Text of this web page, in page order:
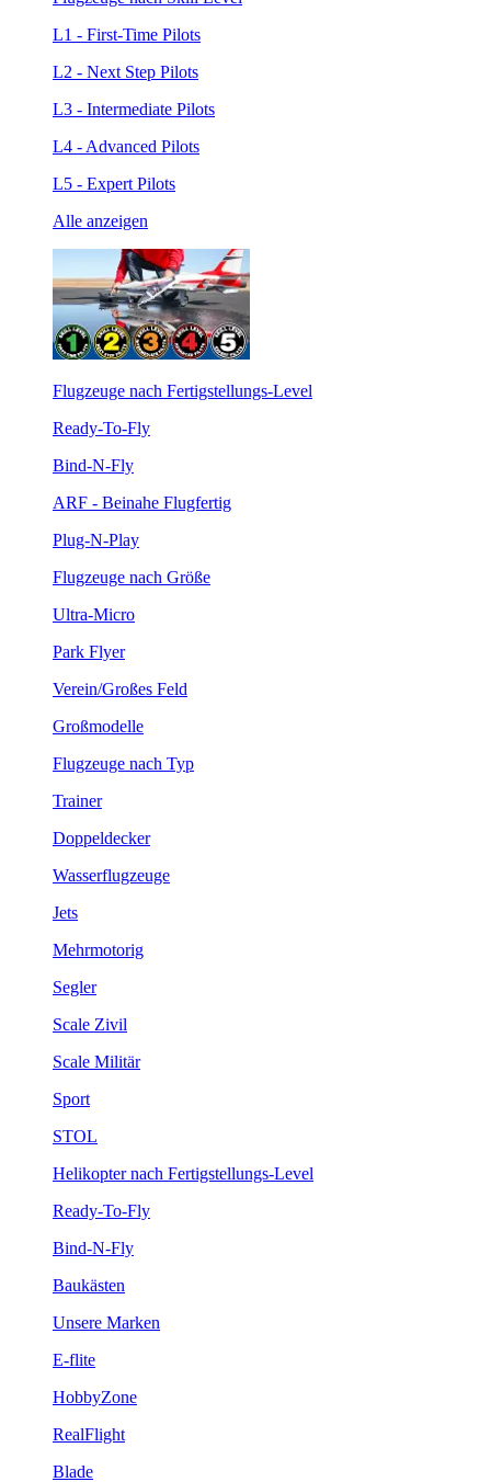
L1 - First-Time Pilots
L2 - Next Step Pilots
L3 - Intermediate Pilots
L4 - Advanced Pilots
L5 - Expert Pilots
Alle anzeigen
Flugzeuge nach Fertigstellungs-Level
Ready-To-Fly
Bind-N-Fly
ARF - Beinahe Flugfertig
Plug-N-Play
Flugzeuge nach Größe
Ultra-Micro
Park Flyer
Verein/Großes Feld
Großmodelle
Flugzeuge nach Typ
Trainer
Doppeldecker
Wasserflugzeuge
Jets
Mehrmotorig
Segler
Scale Zivil
Scale Militär
Sport
STOL
Helikopter nach Fertigstellungs-Level
Ready-To-Fly
Bind-N-Fly
Baukästen
Unsere Marken
E-flite
HobbyZone
RealFlight
Blade